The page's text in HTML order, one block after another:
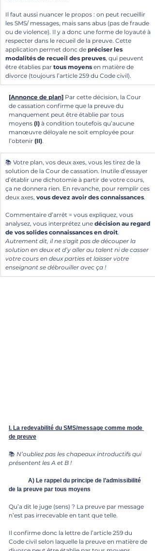
Il faut aussi nuancer le propos : on peut recueillir
les SMS/ messages, mais sans abus (pas de fraude
ou de violence). Il y a donc une forme de loyauté à
respecter dans le recueil de la preuve. Cette
application permet donc de préciser les
modalités de recueil des preuves, qui peuvent
être établies par tous moyens en matière de
divorce (toujours l’article 259 du Code civil).
[Annonce de plan] Par cette décision, la Cour
de cassation confirme que la preuve du
manquement peut être établie par tous
moyens (I) à condition toutefois qu’aucune
manœuvre déloyale ne soit employée pour
l’obtenir (II).
📚 Votre plan, vos deux axes, vous les tirez de la
solution de la Cour de cassation. Inutile d’essayer
d’établir une dichotomie à partir de votre cours,
ça ne donnera rien. En revanche, pour remplir ces
deux axes, vous devez avoir des connaissances.
Commentaire d’arrêt = vous expliquez, vous
analysez, vous interprétez une décision au regard
de vos solides connaissances en droit.
Autrement dit, il ne s'agit pas de découper la
solution en deux et d’y aller au talent ni de casser
votre cours en deux parties et laisser votre
enseignant se débrouiller avec ça !
I. La redevabilité du SMS/message comme mode
de preuve
📚 N’oubliez pas les chapeaux introductifs qui
présentent les A et B !
de la preuve par tous moyens
Qu’a dit le juge (sens) ? La preuve par message
n’est pas irrecevable en tant que telle.
Il confirme donc la lettre de l’article 259 du
Code civil selon laquelle la preuve en matière de